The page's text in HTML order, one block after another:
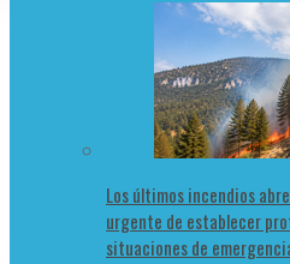
Los últimos incendios
urgente de establecer
situaciones de